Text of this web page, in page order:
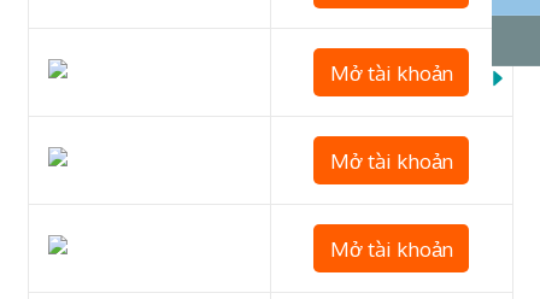
Mở tài khoản
Mở tài khoản
Mở tài khoản